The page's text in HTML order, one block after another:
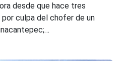
desde que hace tres
culpa del chofer de un